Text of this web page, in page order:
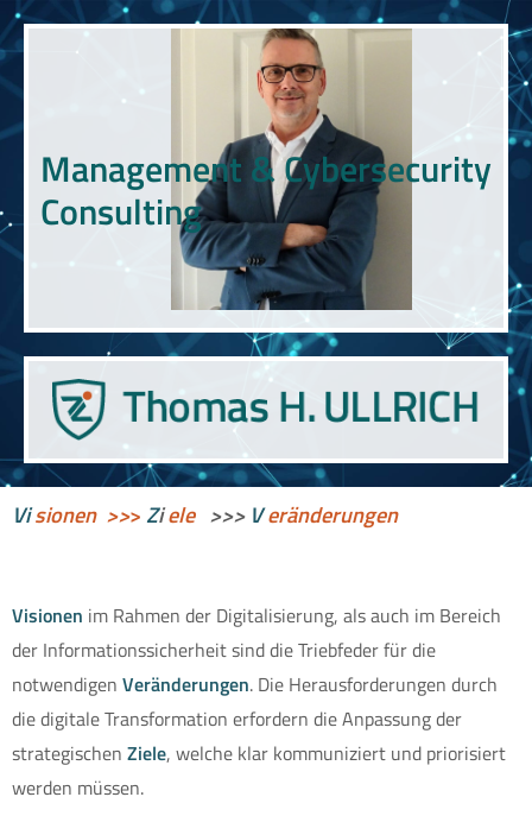
Management & Cybersecurity
Consulting
Visionen >>>Ziele >>> Veränderungen
Visionen im Rahmen der Digitalisierung, als auch im Bereich
der Informationssicherheit sind die Triebfeder für die
notwendigen Veränderungen. Die Herausforderungen durch
die digitale Transformation erfordern die Anpassung der
strategischen Ziele, welche klar kommuniziert und priorisiert
werden müssen.